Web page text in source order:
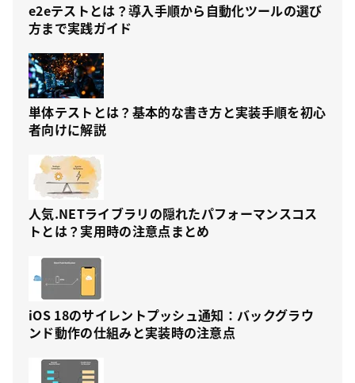
e2eテストとは？導入手順から自動化ツールの選び
方まで実践ガイド
単体テストとは？基本的な書き方と実装手順を初心
者向けに解説
人気.NETライブラリの隠れたパフォーマンスコス
トとは？実用時の注意点まとめ
iOS 18のサイレントプッシュ通知：バックグラウ
ンド動作の仕組みと実装時の注意点